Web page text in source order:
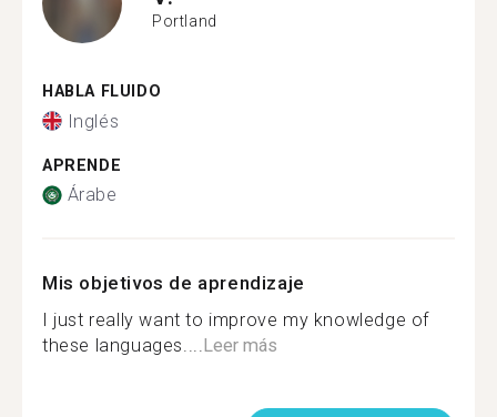
Portland
HABLA FLUIDO
Inglés
APRENDE
Árabe
Mis objetivos de aprendizaje
I just really want to improve my knowledge of
these languages....Leer más